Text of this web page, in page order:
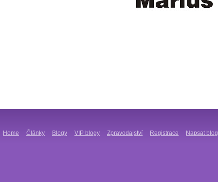
Home Články Blogy VIP blogy Zpravodajství Registrace Napsat blog